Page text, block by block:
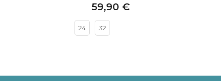
59,90 €
24 32